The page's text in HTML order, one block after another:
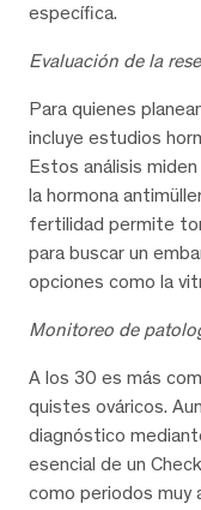
específica.
Evaluación de la
Para quienes
incluye estudios
Estos análisis
la hormona
fertilidad permite
para buscar un
opciones como la
Monitoreo de
A los 30 es más
quistes ováricos.
diagnóstico
esencial de un
como periodos muy